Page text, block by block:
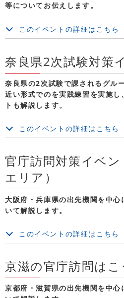
等についてお伝えします。
このイベントの詳細はこちら
奈良県2次試験対策
奈良県の2次試験で課されるグル
近い形式でのを実践練習を実施
トも解説します。
このイベントの詳細はこちら
官庁訪問対策イベ
エリア）
大阪府・兵庫県の出先機関を中
いて解説します。
このイベントの詳細はこちら
京滋の官庁訪問はこ
京都府・滋賀県の出先機関を中